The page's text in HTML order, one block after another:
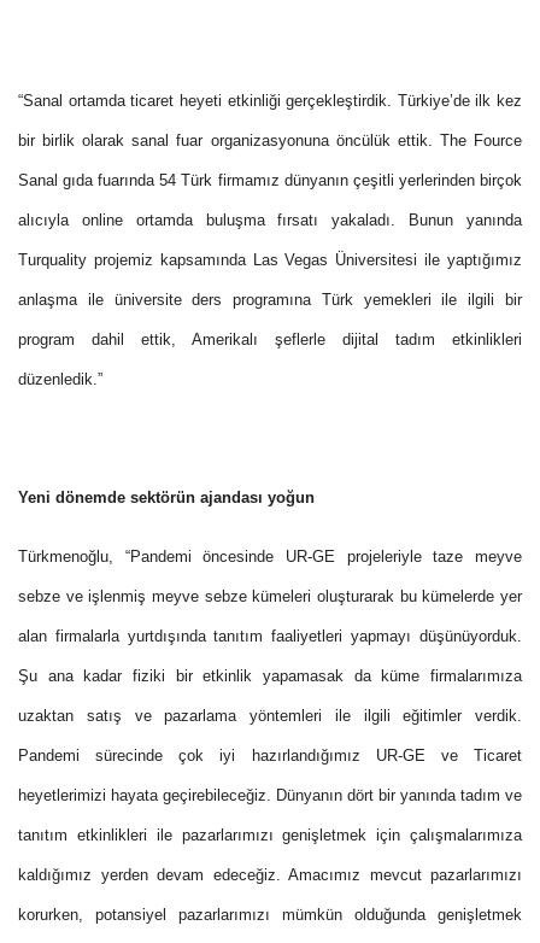
“Sanal ortamda ticaret heyeti etkinliği gerçekleştirdik. Türkiye’de ilk kez
bir birlik olarak sanal fuar organizasyonuna öncülük ettik. The Fource
Sanal gıda fuarında 54 Türk firmamız dünyanın çeşitli yerlerinden birçok
alıcıyla online ortamda buluşma fırsatı yakaladı. Bunun yanında
Turquality projemiz kapsamında Las Vegas Üniversitesi ile yaptığımız
anlaşma ile üniversite ders programına Türk yemekleri ile ilgili bir
program dahil ettik, Amerikalı şeflerle dijital tadım etkinlikleri
düzenledik.”
Yeni dönemde sektörün ajandası yoğun
Türkmenoğlu, “Pandemi öncesinde UR-GE projeleriyle taze meyve
sebze ve işlenmiş meyve sebze kümeleri oluşturarak bu kümelerde yer
alan firmalarla yurtdışında tanıtım faaliyetleri yapmayı düşünüyorduk.
Şu ana kadar fiziki bir etkinlik yapamasak da küme firmalarımıza
uzaktan satış ve pazarlama yöntemleri ile ilgili eğitimler verdik.
Pandemi sürecinde çok iyi hazırlandığımız UR-GE ve Ticaret
heyetlerimizi hayata geçirebileceğiz. Dünyanın dört bir yanında tadım ve
tanıtım etkinlikleri ile pazarlarımızı genişletmek için çalışmalarımıza
kaldığımız yerden devam edeceğiz. Amacımız mevcut pazarlarımızı
korurken, potansiyel pazarlarımızı mümkün olduğunda genişletmek